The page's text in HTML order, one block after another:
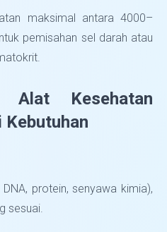
maksimal antara 4000–
pemisahan sel darah atau
Alat Kesehatan
protein, senyawa kimia),
sesuai.